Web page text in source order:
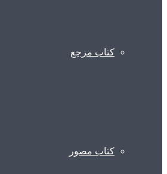
کتاب مرجع
کتاب مصور